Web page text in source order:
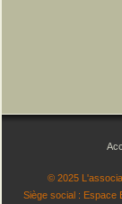
© 2025
Siège social : Espace